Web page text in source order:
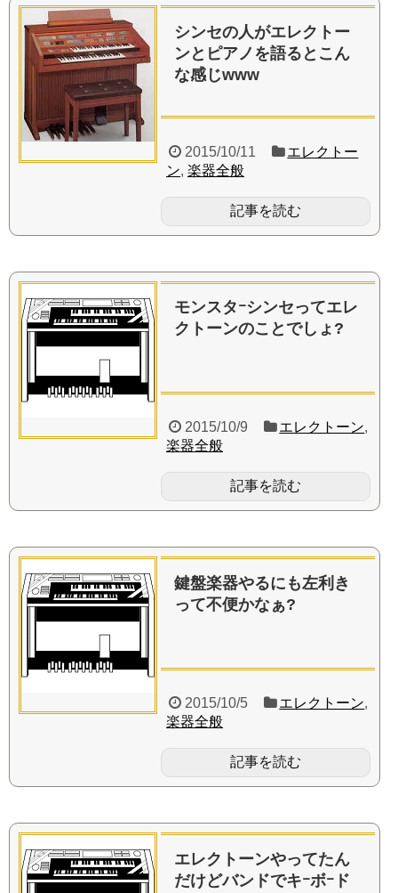
シンセの人がエレクトー
ンとピアノを語るとこん
な感じwww
2015/10/11
エレクトー
ン, 楽器全般
記事を読む
モンスタｰシンセってエレ
クトーンのことでしょ?
2015/10/9 エレクトーン,
楽器全般
記事を読む
鍵盤楽器やるにも左利き
って不便かなぁ?
2015/10/5 エレクトーン,
楽器全般
記事を読む
エレクトーンやってたん
だけどバンドでキｰボｰド